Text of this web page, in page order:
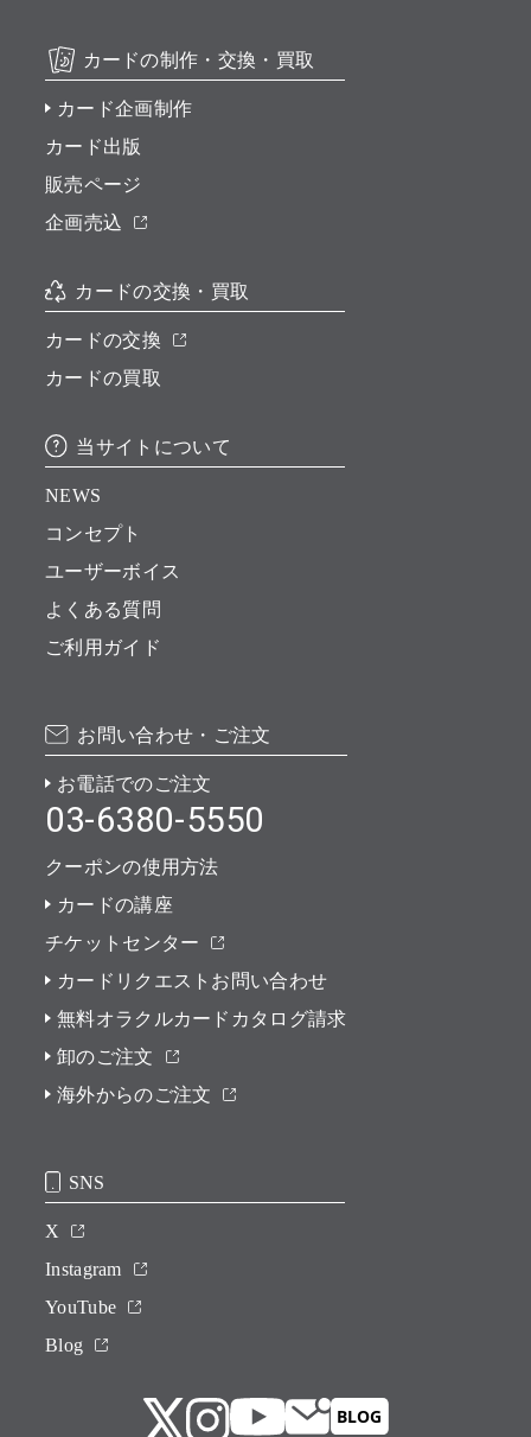
カードの制作・交換・買取
カード企画制作
カード出版
販売ページ
企画売込
カードの交換・買取
カードの交換
カードの買取
当サイトについて
NEWS
コンセプト
ユーザーボイス
よくある質問
ご利用ガイド
お問い合わせ・ご注文
お電話でのご注文
03-6380-5550
クーポンの使用方法
カードの講座
チケットセンター
カードリクエストお問い合わせ
無料オラクルカードカタログ請求
卸のご注文
海外からのご注文
SNS
X
Instagram
YouTube
Blog